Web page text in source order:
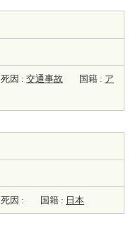
死因 : 交通事故 国籍 : ア
死因 : 国籍 : 日本